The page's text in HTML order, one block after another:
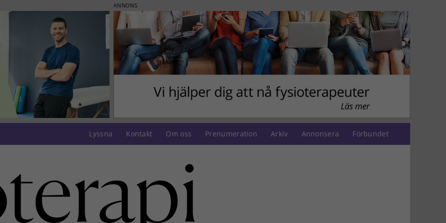
ANNONS
Lyssna Kontakt Om oss Prenumeration Arkiv Annonsera Förbundet